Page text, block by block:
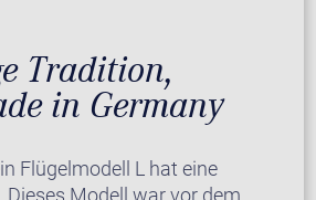
Tradition,
in Germany
Flügelmodell L hat eine
Dieses Modell war vor dem